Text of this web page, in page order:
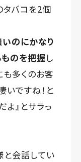
タバコを2個
のにかなり
のを把握し
も多くのお客
ですね！と
よ』とサラっ
と会話してい